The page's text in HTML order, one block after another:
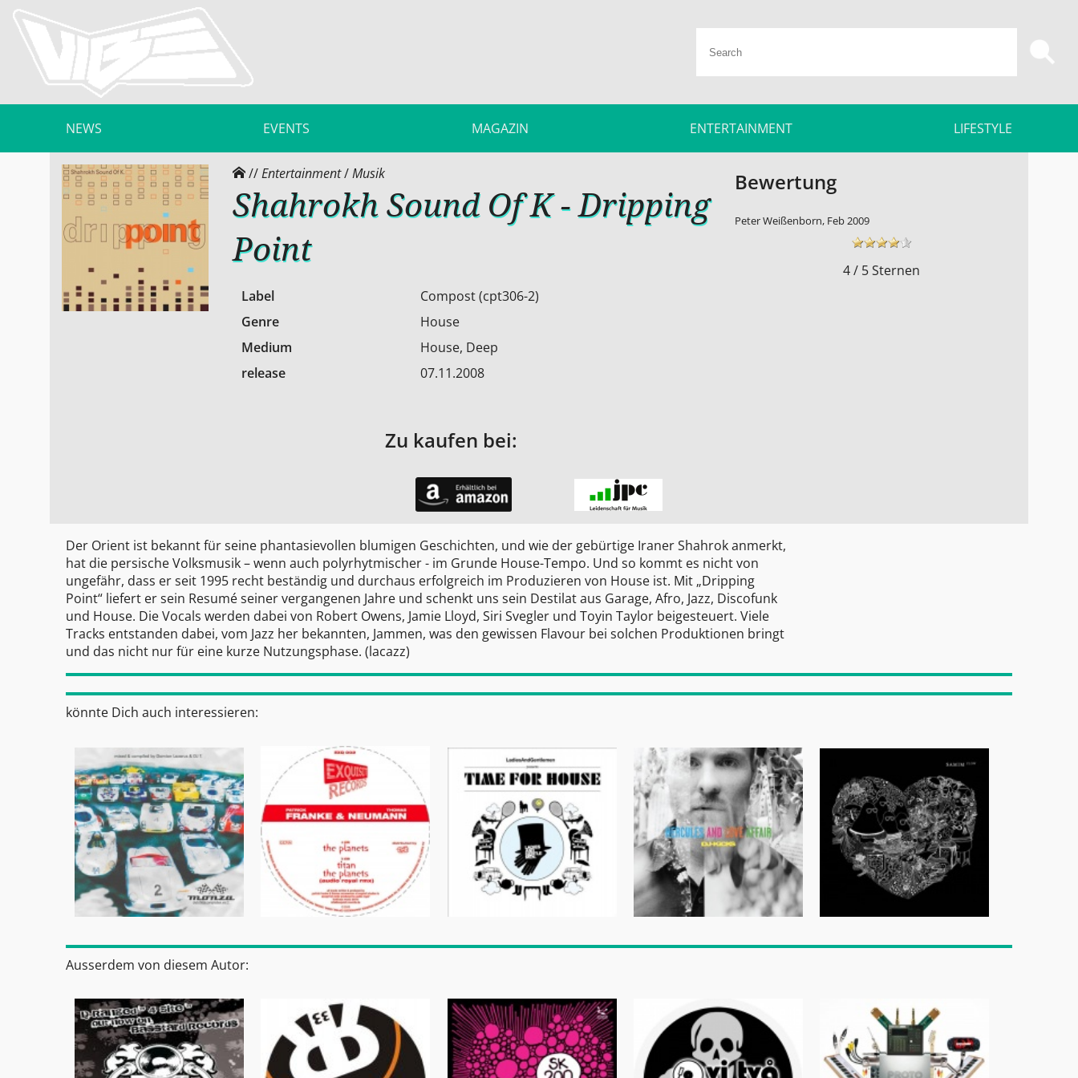
NEWS EVENTS MAGAZIN ENTERTAINMENT LIFESTYLE
//Entertainment/Musik
Shahrokh Sound Of K - Dripping
Point
Label
Compost (cpt306-2)
Genre
House
Medium
House, Deep
release
07.11.2008
Bewertung
Peter Weißenborn, Feb 2009
4 / 5 Sternen
Zu kaufen bei:
Der Orient ist bekannt für seine phantasievollen blumigen Geschichten, und wie der gebürtige Iraner Shahrok anmerkt,
hat die persische Volksmusik – wenn auch polyrhytmischer - im Grunde House-Tempo. Und so kommt es nicht von
ungefähr, dass er seit 1995 recht beständig und durchaus erfolgreich im Produzieren von House ist. Mit „Dripping
Point“ liefert er sein Resumé seiner vergangenen Jahre und schenkt uns sein Destilat aus Garage, Afro, Jazz, Discofunk
und House. Die Vocals werden dabei von Robert Owens, Jamie Lloyd, Siri Svegler und Toyin Taylor beigesteuert. Viele
Tracks entstanden dabei, vom Jazz her bekannten, Jammen, was den gewissen Flavour bei solchen Produktionen bringt
und das nicht nur für eine kurze Nutzungsphase. (lacazz)
könnte Dich auch interessieren:
Ausserdem von diesem Autor: